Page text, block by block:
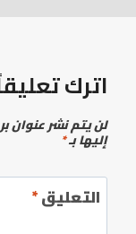
اترك
لن يتم نشر عنوان
إليها بـ*
التعليق*